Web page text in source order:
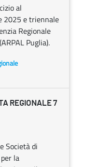
al
2025 e triennale
Regionale
Puglia).
REGIONALE 7
Società di
la